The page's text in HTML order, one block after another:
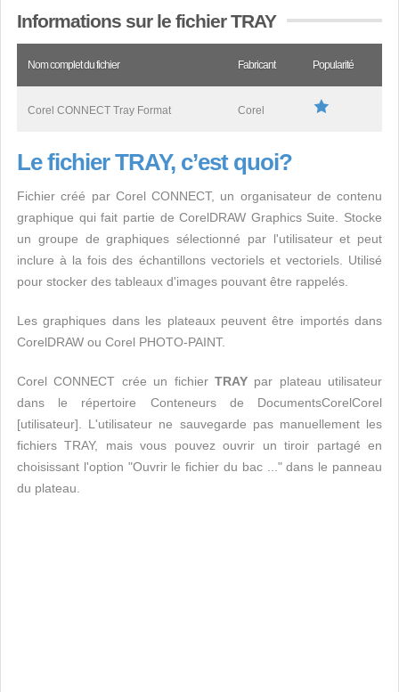
Informations sur le fichier TRAY
Nom complet du fichier Fabricant Popularité
Corel CONNECT Tray Format Corel
Le fichier TRAY, c’est quoi?
Fichier créé par Corel CONNECT, un organisateur de contenu
graphique qui fait partie de CorelDRAW Graphics Suite. Stocke
un groupe de graphiques sélectionné par l'utilisateur et peut
inclure à la fois des échantillons vectoriels et vectoriels. Utilisé
pour stocker des tableaux d'images pouvant être rappelés.
Les graphiques dans les plateaux peuvent être importés dans
CorelDRAW ou Corel PHOTO-PAINT.
Corel CONNECT crée un fichier TRAYpar plateau utilisateur
dans le répertoire Conteneurs de DocumentsCorelCorel
[utilisateur]. L'utilisateur ne sauvegarde pas manuellement les
fichiers TRAY, mais vous pouvez ouvrir un tiroir partagé en
choisissant l'option "Ouvrir le fichier du bac ..." dans le panneau
du plateau.